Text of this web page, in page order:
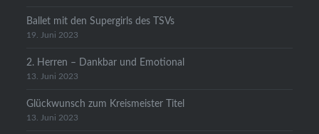
Ballet mit den Supergirls des TSVs
19. Juni 2023
2. Herren – Dankbar und Emotional
13. Juni 2023
Glückwunsch zum Kreismeister Titel
13. Juni 2023